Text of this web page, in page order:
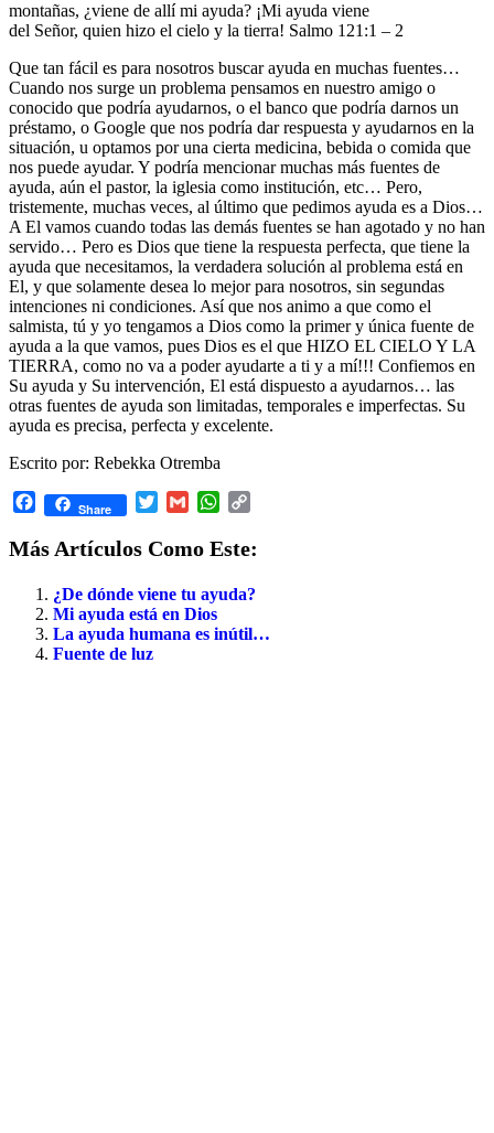
montañas, ¿viene de allí mi ayuda? ¡Mi ayuda viene
del Señor, quien hizo el cielo y la tierra! Salmo 121:1 – 2
Que tan fácil es para nosotros buscar ayuda en muchas fuentes…
Cuando nos surge un problema pensamos en nuestro amigo o
conocido que podría ayudarnos, o el banco que podría darnos un
préstamo, o Google que nos podría dar respuesta y ayudarnos en la
situación, u optamos por una cierta medicina, bebida o comida que
nos puede ayudar. Y podría mencionar muchas más fuentes de
ayuda, aún el pastor, la iglesia como institución, etc… Pero,
tristemente, muchas veces, al último que pedimos ayuda es a Dios…
A El vamos cuando todas las demás fuentes se han agotado y no han
servido… Pero es Dios que tiene la respuesta perfecta, que tiene la
ayuda que necesitamos, la verdadera solución al problema está en
El, y que solamente desea lo mejor para nosotros, sin segundas
intenciones ni condiciones. Así que nos animo a que como el
salmista, tú y yo tengamos a Dios como la primer y única fuente de
ayuda a la que vamos, pues Dios es el que HIZO EL CIELO Y LA
TIERRA, como no va a poder ayudarte a ti y a mí!!! Confiemos en
Su ayuda y Su intervención, El está dispuesto a ayudarnos… las
otras fuentes de ayuda son limitadas, temporales e imperfectas. Su
ayuda es precisa, perfecta y excelente.
Escrito por: Rebekka Otremba
FacebookShare TwitterGmail WhatsApp
Más Artículos Como Este:
¿De dónde viene tu ayuda?
Mi ayuda está en Dios
La ayuda humana es inútil…
Fuente de luz